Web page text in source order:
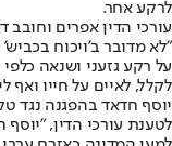
לרקע אחר.
עורכי הדין אפרים
"לא מדובר ב'ויכוח
על רקע גזעני ושנאה
לקלל, לאיים על חייו ואף
יוסף חדאד בהפגנה נגד
לטענת עורכי הדין,